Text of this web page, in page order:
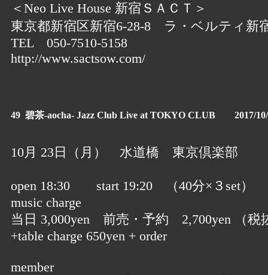
＜Neo Live House 新宿ＳＡＣＴ＞
東京都新宿区新宿6-28-8 ラ・ベルティ新
TEL 050-7510-5158
http://www.sactsow.com/
49 碧茶-aocha- Jazz Club Live at TOKYO CLUB 2017/
10月 23日（月） 水道橋 東京倶楽部
open 18:30 start 19:20 （40分×３set）
music charge
当日 3,000yen 前売・予約 2,700yen （税
+table charge 650yen + order
member